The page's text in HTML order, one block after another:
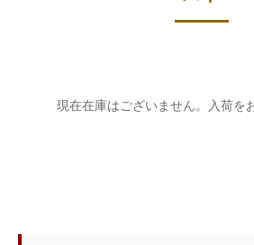
現在在庫はございません。入荷を